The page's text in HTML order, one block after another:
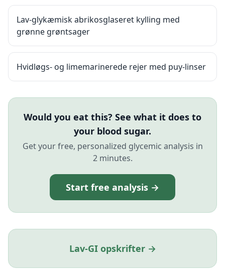
Lav-glykæmisk abrikosglaseret kylling med
grønne grøntsager
Hvidløgs- og limemarinerede rejer med puy-linser
Would you eat this? See what it does to
your blood sugar.
Get your free, personalized glycemic analysis in
2 minutes.
Start free analysis →
Lav-GI opskrifter →